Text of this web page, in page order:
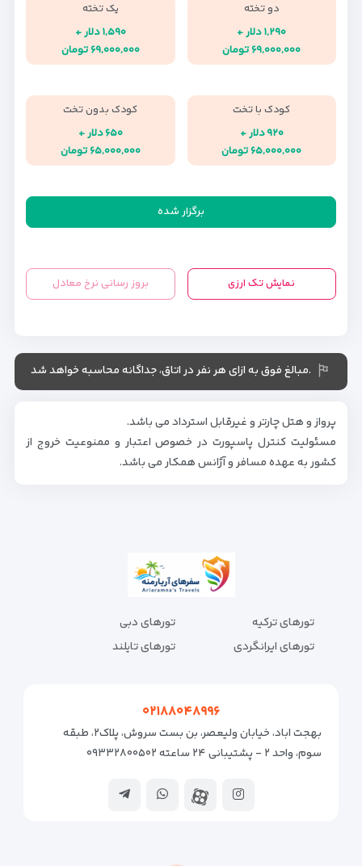
دو تخته
۱,۲۹۰ دلار +
۶۹,۰۰۰,۰۰۰ تومان
یک تخته
۱,۵۹۰ دلار +
۶۹,۰۰۰,۰۰۰ تومان
کودک با تخت
۹۲۰ دلار +
۶۵,۰۰۰,۰۰۰ تومان
کودک بدون تخت
۶۵۰ دلار +
۶۵,۰۰۰,۰۰۰ تومان
برگزار شده
نمایش تک ارزی بروز رسانی نرخ معادل
.مبالغ فوق به ازای هر نفر در اتاق، جداگانه محاسبه خواهد شد
پرواز و هتل چارتر و غیرقابل استرداد می باشد.
مسئولیت کنترل پاسپورت در خصوص اعتبار و ممنوعیت خروج از
کشور به عهده مسافر و آژانس همکار می باشد.
تورهای ترکیه
تورهای ایرانگردی
تورهای دبی
تورهای تایلند
۰۲۱۸۸۰۴۸۹۹۶
بهجت اباد، خیابان ولیعصر، بن بست سروش، پلاک۲، طبقه
سوم، واحد ۲ - پشتیبانی ۲۴ ساعته ۰۹۳۳۲۸۰۰۵۰۲